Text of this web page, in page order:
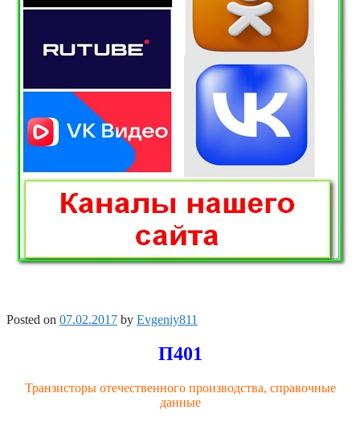
Posted on 07.02.2017 by Evgeniy811
П401
Транзисторы отечественного производства, справочные
данные